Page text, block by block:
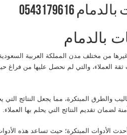
0543179616
بالدمام
من مختلف مدن المملكة العربية
العملاء، والتي لم نحصل عليها من فراغ
والطرق المبتكرة، مما يجعل النتائج التي
تقديم النتائج التي يحلم بها العملاء.
الأدوات المبتكرة؛ حيث تساعد هذه